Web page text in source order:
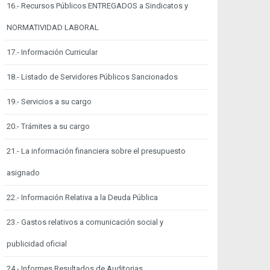
16.- Recursos Públicos ENTREGADOS a Sindicatos y
NORMATIVIDAD LABORAL
17.- Información Curricular
18.- Listado de Servidores Públicos Sancionados
19.- Servicios a su cargo
20.- Trámites a su cargo
21.- La información financiera sobre el presupuesto
asignado
22.- Información Relativa a la Deuda Pública
23.- Gastos relativos a comunicación social y
publicidad oficial